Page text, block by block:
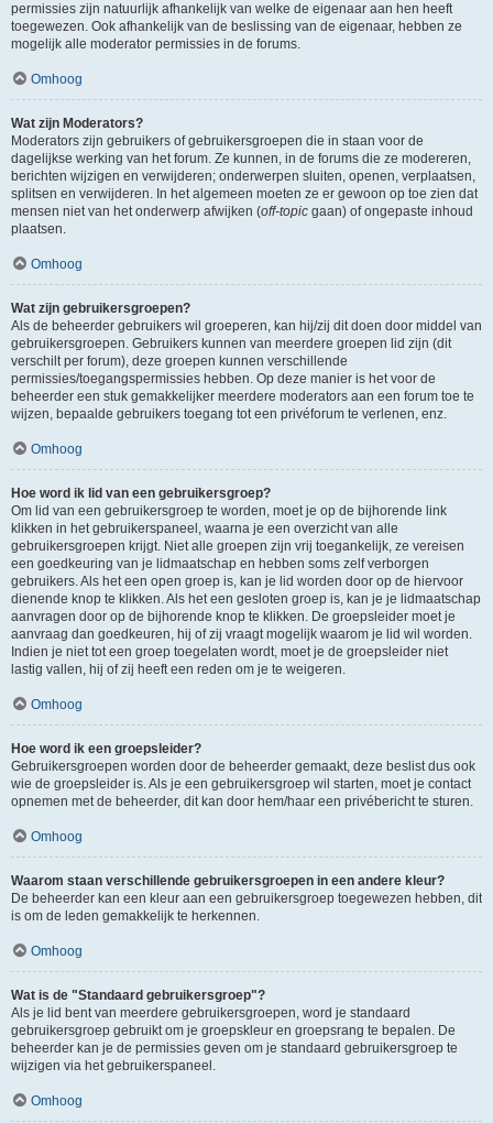
permissies zijn natuurlijk afhankelijk van welke de eigenaar aan hen heeft
toegewezen. Ook afhankelijk van de beslissing van de eigenaar, hebben ze
mogelijk alle moderator permissies in de forums.
Omhoog
Wat zijn Moderators?
Moderators zijn gebruikers of gebruikersgroepen die in staan voor de
dagelijkse werking van het forum. Ze kunnen, in de forums die ze modereren,
berichten wijzigen en verwijderen; onderwerpen sluiten, openen, verplaatsen,
splitsen en verwijderen. In het algemeen moeten ze er gewoon op toe zien dat
mensen niet van het onderwerp afwijken (off-topic gaan) of ongepaste inhoud
plaatsen.
Omhoog
Wat zijn gebruikersgroepen?
Als de beheerder gebruikers wil groeperen, kan hij/zij dit doen door middel van
gebruikersgroepen. Gebruikers kunnen van meerdere groepen lid zijn (dit
verschilt per forum), deze groepen kunnen verschillende
permissies/toegangspermissies hebben. Op deze manier is het voor de
beheerder een stuk gemakkelijker meerdere moderators aan een forum toe te
wijzen, bepaalde gebruikers toegang tot een privéforum te verlenen, enz.
Omhoog
Hoe word ik lid van een gebruikersgroep?
Om lid van een gebruikersgroep te worden, moet je op de bijhorende link
klikken in het gebruikerspaneel, waarna je een overzicht van alle
gebruikersgroepen krijgt. Niet alle groepen zijn vrij toegankelijk, ze vereisen
een goedkeuring van je lidmaatschap en hebben soms zelf verborgen
gebruikers. Als het een open groep is, kan je lid worden door op de hiervoor
dienende knop te klikken. Als het een gesloten groep is, kan je je lidmaatschap
aanvragen door op de bijhorende knop te klikken. De groepsleider moet je
aanvraag dan goedkeuren, hij of zij vraagt mogelijk waarom je lid wil worden.
Indien je niet tot een groep toegelaten wordt, moet je de groepsleider niet
lastig vallen, hij of zij heeft een reden om je te weigeren.
Omhoog
Hoe word ik een groepsleider?
Gebruikersgroepen worden door de beheerder gemaakt, deze beslist dus ook
wie de groepsleider is. Als je een gebruikersgroep wil starten, moet je contact
opnemen met de beheerder, dit kan door hem/haar een privébericht te sturen.
Omhoog
Waarom staan verschillende gebruikersgroepen in een andere kleur?
De beheerder kan een kleur aan een gebruikersgroep toegewezen hebben, dit
is om de leden gemakkelijk te herkennen.
Omhoog
Wat is de "Standaard gebruikersgroep"?
Als je lid bent van meerdere gebruikersgroepen, word je standaard
gebruikersgroep gebruikt om je groepskleur en groepsrang te bepalen. De
beheerder kan je de permissies geven om je standaard gebruikersgroep te
wijzigen via het gebruikerspaneel.
Omhoog